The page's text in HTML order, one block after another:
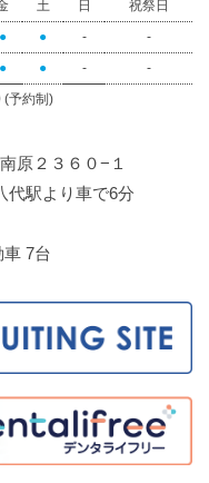
土 日
祝祭日
● ● -
-
● ● -
-
(予約制)
原２３６０−１
代駅より車で6分
7台